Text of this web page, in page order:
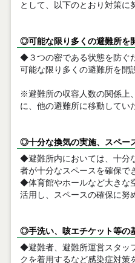
として、以下のとおり対策に
◎可能な限り多くの避難所を
◆３つの密である状態を防ぐ
可能な限り多くの避難所を開
※避難所の収容人数の関係上
に、他の避難所に移動してい
◎十分な換気の実施、スペー
◆避難所内においては、十分
者が十分なスペースを確保で
◆体育館やホールなど大きな
活用し、スペースの確保に努
◎手洗い、咳エチケット等の
◆避難者、避難所運営スタッ
クを着用するなど感染症対策